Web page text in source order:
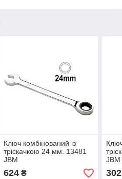
Ключ комбінований із
тріскачкою 24 мм. 13481
JBM
624₴
JBM
302